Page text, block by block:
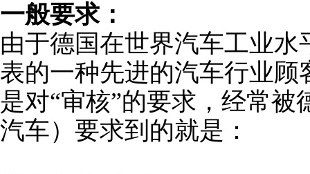
一般要求：
由于德国在世界汽车工业
表的一种先进的汽车行业
是对“审核”的要求，经常
汽车）要求到的就是：